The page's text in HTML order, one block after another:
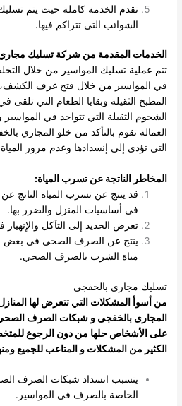
تقدم الخدمة كاملة حيث يتم
الشوائب التي تتراكم فيها.
الخدمات المقدمة من شركة تسليك
تتم عملية تسليك المواسير من خلال
في المواسير من خلال فتح غرف
المطبخ الثقيلة وبقايا الطعام التي
الشحوم الثقيلة التي تتواجد في
العمالة تقوم بالتأكد من خلو المجاري
التي تؤدي إلى إنسدادها وعدم مرور
المخاطر الناتجة عن تسرب المياة:
قد ينتج عن تسرب المياة
في أساسيات المنزل والضرر بها.
تعرض الحديد إلى التآكل والإنهيار
ينتج عن الصرف الصحي في بعض
مياة الشرب بالصرف الصحي.
تسليك مجاري بالخفجى
من أسوأ المشكلات التي تتعرض لها
المجارى بالخفجى و شبكات الصرف
على الأشخاص حلها من دون الرجوع
الكثير من المشكلات و المتاعب للجميع
يتسبب انسداد شبكات الصرف
الخاصة بالصرف في المواسير.